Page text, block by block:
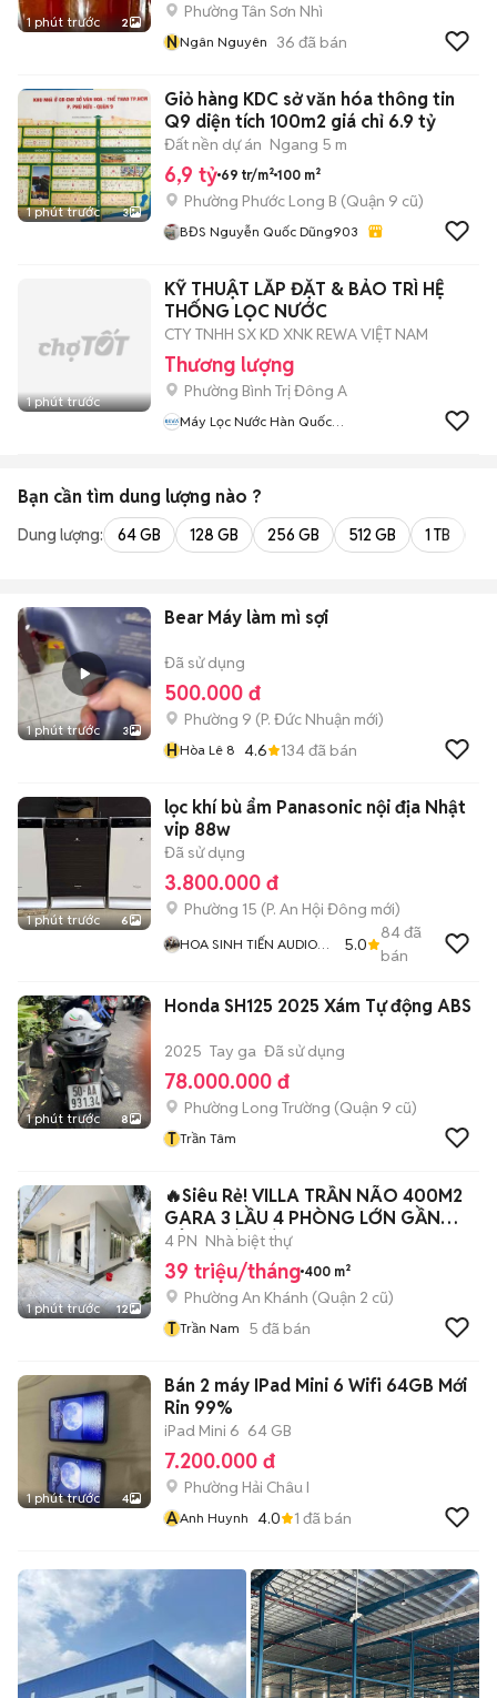
1 phút trước 2
Phường Tân Sơn Nhì
NNgân Nguyên 36 đã bán
1 phút trước 3
Giỏ hàng KDC sở văn hóa thông tin
Q9 diện tích 100m2 giá chỉ 6.9 tỷ
Đất nền dự án Ngang 5 m
6,9 tỷ 69 tr/m² 100 m²
Phường Phước Long B (Quận 9 cũ)
BĐS Nguyễn Quốc Dũng903
1 phút trước
KỸ THUẬT LẮP ĐẶT & BẢO TRÌ HỆ
THỐNG LỌC NƯỚC
CTY TNHH SX KD XNK REWA VIỆT NAM
Thương lượng
Phường Bình Trị Đông A
Máy Lọc Nước Hàn Quốc
Bạn cần tìm dung lượng nào ?
Dung lượng: 64 GB 128 GB 256 GB 512 GB 1 TB
1 phút trước 3
Bear Máy làm mì sợi
Đã sử dụng
500.000 đ
Phường 9 (P. Đức Nhuận mới)
HHòa Lê 8 4.6 134đã bán
1 phút trước 6
lọc khí bù ẩm Panasonic nội địa Nhật
vip 88w
Đã sử dụng
3.800.000 đ
Phường 15 (P. An Hội Đông mới)
HOA SINH TIẾN AUDIO
5.0
84đã
bán
1 phút trước 8
Honda SH125 2025 Xám Tự động ABS
2025 Tay ga Đã sử dụng
78.000.000 đ
Phường Long Trường (Quận 9 cũ)
T Trần Tâm
1 phút trước 12
🔥Siêu Rẻ! VILLA TRẦN NÃO 400M2
GARA 3 LẦU 4 PHÒNG LỚN GẦN
SÔNG SÀI GÒN
4 PN Nhà biệt thự
39 triệu/tháng 400 m²
Phường An Khánh (Quận 2 cũ)
T Trần Nam 5 đã bán
1 phút trước 4
Bán 2 máy IPad Mini 6 Wifi 64GB Mới
Rin 99%
iPad Mini 6 64 GB
7.200.000 đ
Phường Hải Châu I
AAnh Huynh 4.0 1 đã bán